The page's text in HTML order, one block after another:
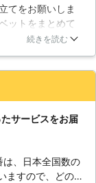
されたいという時
などに傷を付けぬ
ます。通販で購入
齢者の方には大き
いうお声が多く聞
てをお願いしま
ットをまとめて
組み立てまで手
心しました。組
種が一日で片付
続きを読む
サービスをお届
は、日本全国数の
ますので、どの地